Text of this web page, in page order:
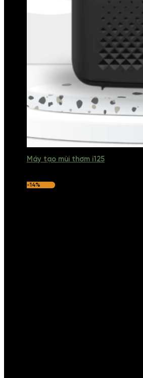
Máy tạo mùi thơm i125
-14%